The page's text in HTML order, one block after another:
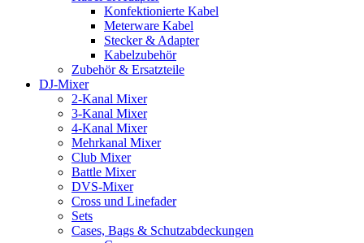
Konfektionierte Kabel
Meterware Kabel
Stecker & Adapter
Kabelzubehör
Zubehör & Ersatzteile
DJ-Mixer
2-Kanal Mixer
3-Kanal Mixer
4-Kanal Mixer
Mehrkanal Mixer
Club Mixer
Battle Mixer
DVS-Mixer
Cross und Linefader
Sets
Cases, Bags & Schutzabdeckungen